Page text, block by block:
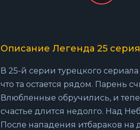
Описание Легенда 25
В 25-й серии турецкого сериала
что та остается рядом. Парень
Влюбленные обручились, и
счастье длится недолго. Над
После нападения итбараков на